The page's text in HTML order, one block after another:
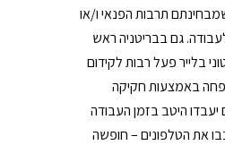
שמבחינתם תרבות הפנאי ו/או
גם בבריטניה ראש
בלייר פעל רבות לקידום
באמצעות חקיקה
יעבדו היטב בזמן העבודה
את הטלפונים – חופשה